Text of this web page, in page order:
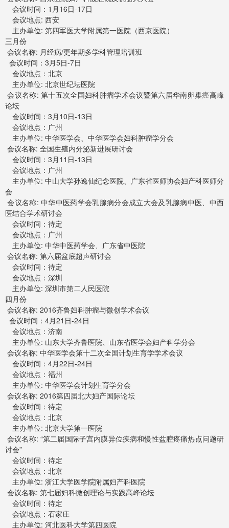
会议时间：1月16日-17日
会议地点: 西安
主办单位: 第四军医大学附属第一医院（西京医院）
三月份
会议名称: 月经病/更年期多学科管理培训班
会议时间：3月5日-7日
会议地点：北京
主办单位: 北京世纪坛医院
会议名称: 第十五次全国妇科肿瘤学术会议暨第六届华南卵巢癌高峰
论坛
会议时间：3月10日-13日
会议地点：广州
主办单位: 中华医学会、中华医学会妇科肿瘤学分会
会议名称: 全国生殖内分泌新进展研讨会
会议时间：3月11日-13日
会议地点：广州
主办单位: 中山大学孙逸仙纪念医院、广东省医师协会妇产科医师分
会
会议名称: 中华中医药学会乳腺病分会成立大会及乳腺病中医、中西
医结合学术研讨会
会议时间：待定
会议地点：广州
主办单位: 中华中医药学会、广东省中医院
会议名称: 第六届盆底超声研讨会
会议时间：待定
会议地点：深圳
主办单位: 深圳市第二人民医院
四月份
会议名称: 2016齐鲁妇科肿瘤与微创学术会议
会议时间：4月21日-24日
会议地点：济南
主办单位: 山东大学齐鲁医院、山东省医学会妇产科学分会
会议名称: 中华医学会第十二次全国计划生育学学术会议
会议时间：4月22日-24日
会议地点：福州
主办单位: 中华医学会计划生育学分会
会议名称: 2016第四届北大妇产国际论坛
会议时间：待定
会议地点：北京
主办单位: 北京大学第一医院
会议名称: “第二届国际子宫内膜异位疾病和慢性盆腔疼痛热点问题研
讨会”
会议时间：待定
会议地点：北京
主办单位: 浙江大学医学院附属妇产科医院
会议名称: 第七届妇科微创理论与实践高峰论坛
会议时间：待定
会议地点：石家庄
主办单位: 河北医科大学第四医院